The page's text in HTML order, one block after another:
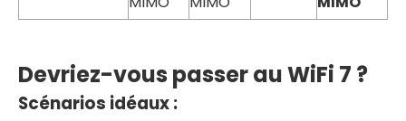
Devriez-vous passer au WiFi 7 ?
Scénarios idéaux :